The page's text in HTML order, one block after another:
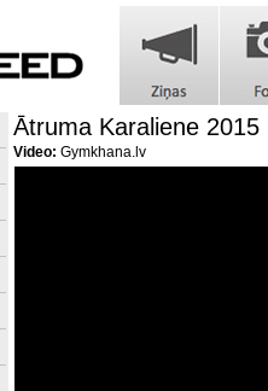
Ātruma Karaliene 2015
Video: Gymkhana.lv